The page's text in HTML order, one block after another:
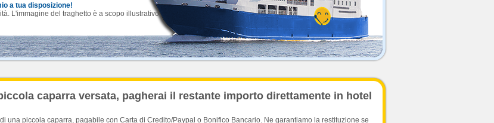
a tua disposizione!
L'immagine del traghetto è a scopo illustrativo.
caparra versata, pagherai il restante importo direttamente in hotel
una piccola caparra, pagabile con Carta di Credito/Paypal o Bonifico Bancario. Ne garantiamo la restituzione se